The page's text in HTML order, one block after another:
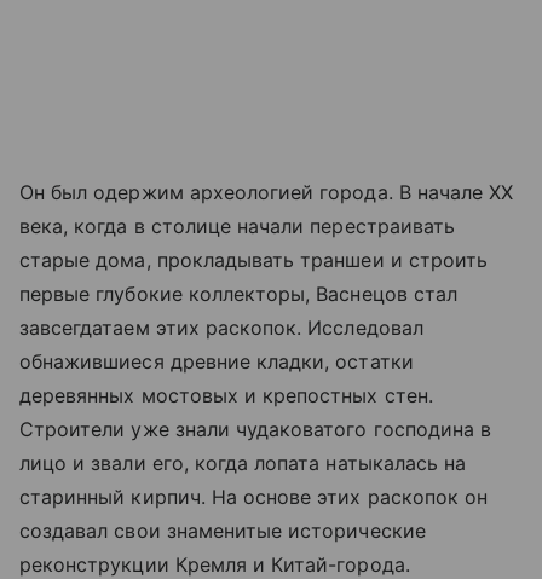
Он был одержим археологией города. В начале XX
века, когда в столице начали перестраивать
старые дома, прокладывать траншеи и строить
первые глубокие коллекторы, Васнецов стал
завсегдатаем этих раскопок. Исследовал
обнажившиеся древние кладки, остатки
деревянных мостовых и крепостных стен.
Строители уже знали чудаковатого господина в
лицо и звали его, когда лопата натыкалась на
старинный кирпич. На основе этих раскопок он
создавал свои знаменитые исторические
реконструкции Кремля и Китай-города.